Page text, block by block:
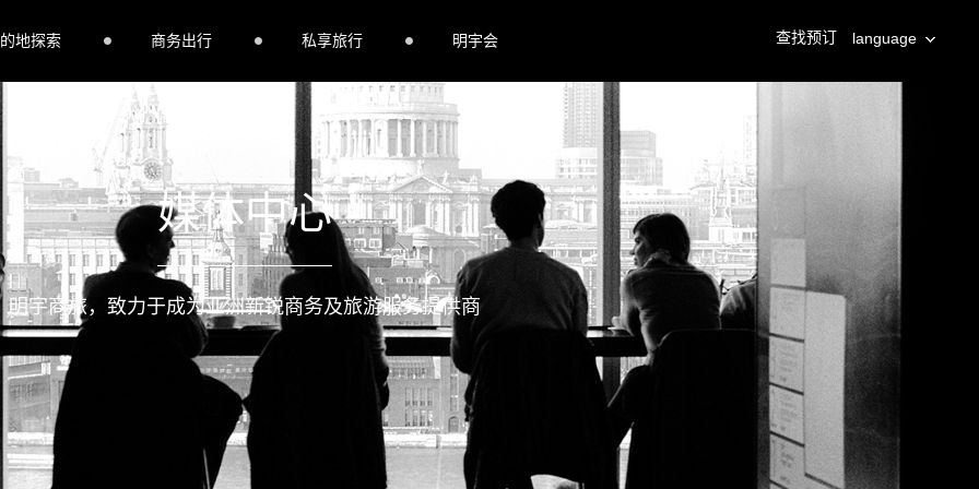
地探索 商务出行 私享旅行 明宇会 查找预订 language
媒体中心
明宇商旅，致力于成为亚洲新锐商务及旅游服务提供商